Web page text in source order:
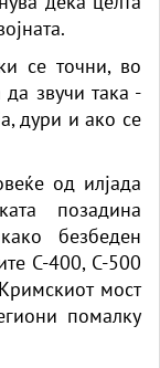
се точни, во
звучи така -
дури и ако се
од илјада
позадина
безбеден
С-400, С-500
мост
помалку